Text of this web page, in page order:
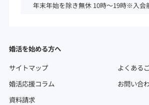
年末年始を除き無休 10時～19時※入会
婚活を始める方へ
サイトマップ
よくある
婚活応援コラム
お問い合
資料請求